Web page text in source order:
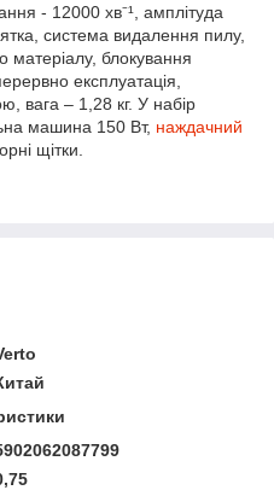
- 12000 хв⁻¹, амплітуда
система видалення пилу,
матеріалу, блокування
експлуатація,
вага – 1,28 кг. У набір
машина 150 Вт, наждачний
щітки.